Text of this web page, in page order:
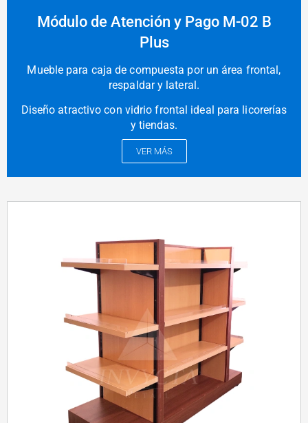
Módulo de Atención y Pago M-02 B
Plus
Mueble para caja de compuesta por un área frontal,
respaldar y lateral.
Diseño atractivo con vidrio frontal ideal para licorerías
y tiendas.
VER MÁS